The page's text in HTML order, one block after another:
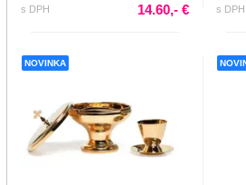
s DPH 14.60,- €
s DPH
NOVINKA